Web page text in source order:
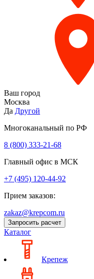
Ваш город
Москва
Да Другой
Многоканальный по РФ
8 (800) 333‑21-68
Главный офис в МСК
+7 (495) 120-44-92
Прием заказов:
zakaz@krepcom.ru
Запросить расчет
Каталог
Крепеж